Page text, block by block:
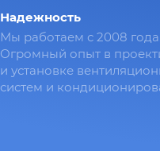
Надежность
Мы работаем с 2008 года.
Огромный опыт в
и установке
систем и